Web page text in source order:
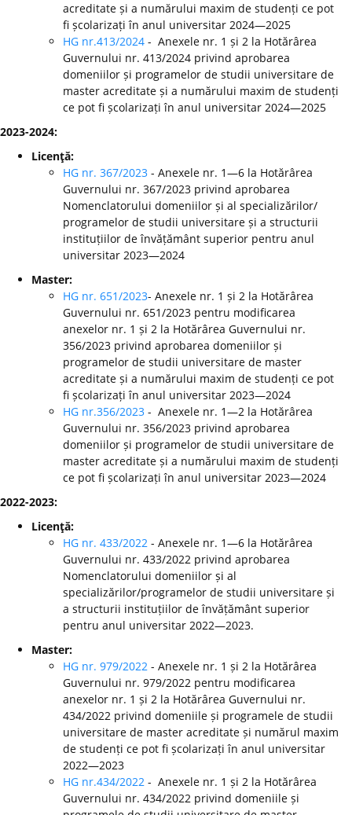
acreditate și a numărului maxim de studenți ce pot
fi școlarizați în anul universitar 2024—2025
HG nr.413/2024 - Anexele nr. 1 și 2 la Hotărârea
Guvernului nr. 413/2024 privind aprobarea
domeniilor și programelor de studii universitare de
master acreditate și a numărului maxim de studenți
ce pot fi școlarizați în anul universitar 2024—2025
2023-2024:
Licenţă:
HG nr. 367/2023 - Anexele nr. 1—6 la Hotărârea
Guvernului nr. 367/2023 privind aprobarea
Nomenclatorului domeniilor și al specializărilor/
programelor de studii universitare și a structurii
instituțiilor de învățământ superior pentru anul
universitar 2023—2024
Master:
HG nr. 651/2023- Anexele nr. 1 și 2 la Hotărârea
Guvernului nr. 651/2023 pentru modificarea
anexelor nr. 1 și 2 la Hotărârea Guvernului nr.
356/2023 privind aprobarea domeniilor și
programelor de studii universitare de master
acreditate și a numărului maxim de studenți ce pot
fi școlarizați în anul universitar 2023—2024
HG nr.356/2023 - Anexele nr. 1—2 la Hotărârea
Guvernului nr. 356/2023 privind aprobarea
domeniilor și programelor de studii universitare de
master acreditate și a numărului maxim de studenți
ce pot fi școlarizați în anul universitar 2023—2024
2022-2023:
Licenţă:
HG nr. 433/2022 - Anexele nr. 1—6 la Hotărârea
Guvernului nr. 433/2022 privind aprobarea
Nomenclatorului domeniilor și al
specializărilor/programelor de studii universitare și
a structurii instituțiilor de învățământ superior
pentru anul universitar 2022—2023.
Master:
HG nr. 979/2022 - Anexele nr. 1 și 2 la Hotărârea
Guvernului nr. 979/2022 pentru modificarea
anexelor nr. 1 și 2 la Hotărârea Guvernului nr.
434/2022 privind domeniile și programele de studii
universitare de master acreditate și numărul maxim
de studenți ce pot fi școlarizați în anul universitar
2022—2023
HG nr.434/2022 - Anexele nr. 1 și 2 la Hotărârea
Guvernului nr. 434/2022 privind domeniile și